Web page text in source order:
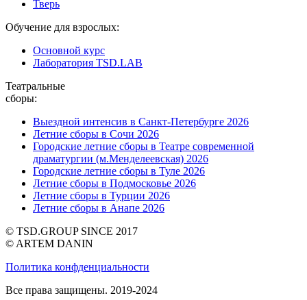
Тверь
Обучение для взрослых:
Основной курс
Лаборатория TSD.LAB
Театральные
сборы:
Выездной интенсив в Санкт-Петербурге 2026
Летние сборы в Сочи 2026
Городские летние сборы в Театре современной
драматургии (м.Менделеевская) 2026
Городские летние сборы в Туле 2026
Летние сборы в Подмосковье 2026
Летние сборы в Турции 2026
Летние сборы в Анапе 2026
© TSD.GROUP SINCE 2017
© ARTEM DANIN
Политика конфденциальности
Все права защищены. 2019-2024